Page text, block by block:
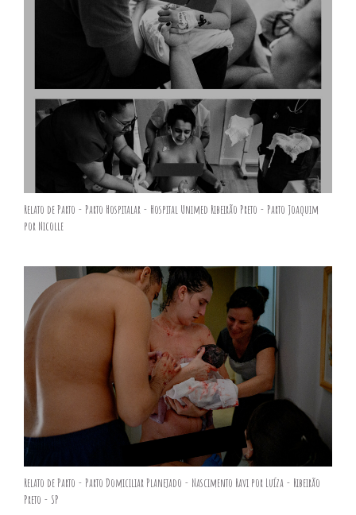
Relato de Parto - Parto Hospitalar - Hospital Unimed Ribeirão Preto - Parto Joaquim
por Nicolle
Relato de Parto - Parto Domiciliar Planejado - Nascimento Ravi por Luíza - Ribeirão
Preto - SP